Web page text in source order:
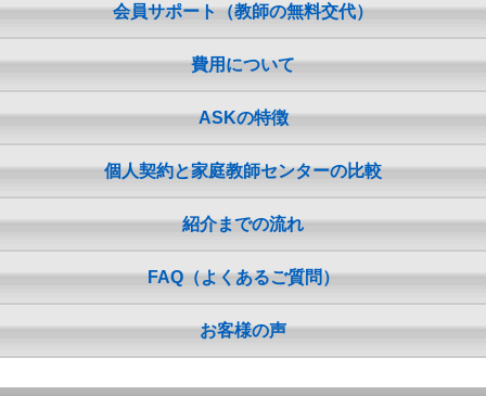
会員サポート（教師の無料交代）
費用について
ASKの特徴
個人契約と家庭教師センターの比較
紹介までの流れ
FAQ（よくあるご質問）
お客様の声